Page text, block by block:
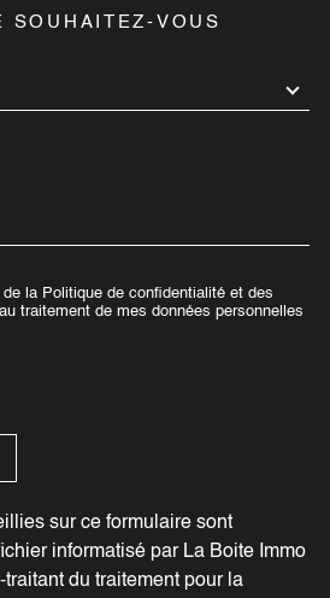
SOUHAITEZ-VOUS
la Politique de confidentialité et des
traitement de mes données personnelles
sur ce formulaire sont
informatisé par La Boite Immo
du traitement pour la